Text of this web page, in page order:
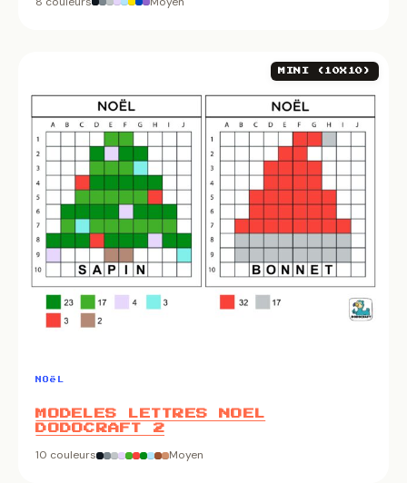
MINI (10X10)
NOëL
MODELES LETTRES NOEL
DODOCRAFT 2
10 couleurs Moyen